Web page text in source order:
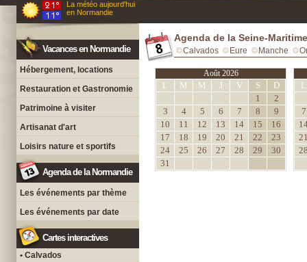
La météo aujourd'hui
en Normandie
Vacances en Normandie
Hébergement, locations
Restauration et Gastronomie
Patrimoine à visiter
Artisanat d'art
Loisirs nature et sportifs
Agenda de la Normandie
Les événements par thème
Les événements par date
Cartes interactives
• Calvados
Agenda de la Seine-Maritime
Calvados Eure Manche
Août 2026
L M M J V S
D
1
2
3
4 5 6 7 8
9
10
11 12 13 14 15
16
17
18 19 20 21 22
23
24
25 26 27 28 29
30
31
L
7